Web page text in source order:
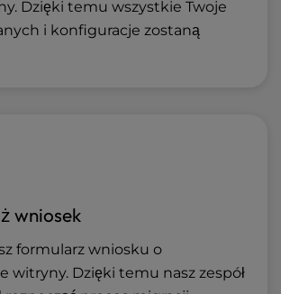
Dzięki temu wszystkie Twoje
i konfiguracje zostaną
wniosek
formularz wniosku o
witryny. Dzięki temu nasz zespół